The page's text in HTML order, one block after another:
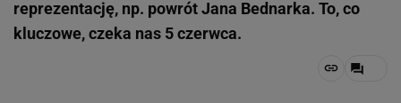
reprezentację, np. powrót Jana Bednarka. To, co
kluczowe, czeka nas 5 czerwca.